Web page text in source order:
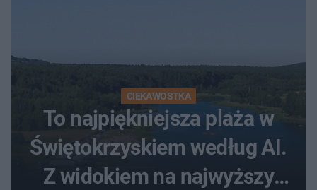
CIEKAWOSTKA
To najpiękniejsza plaża w
Świętokrzyskiem według AI.
Z widokiem na najwyższy